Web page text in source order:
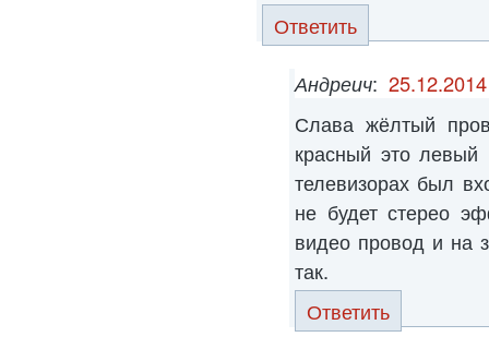
Ответить
Андреич:
Слава жёлтый
красный это
телевизорах был
не будет стерео
видео провод и на
так.
Ответить